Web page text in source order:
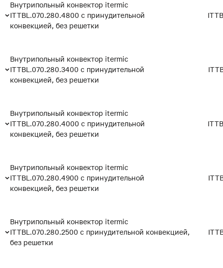
Внутрипольный конвектор itermic
ITTBL.070.280.4800 с принудительной
конвекцией, без решетки
Внутрипольный конвектор itermic
ITTBL.070.280.3400 с принудительной
конвекцией, без решетки
Внутрипольный конвектор itermic
ITTBL.070.280.4000 с принудительной
конвекцией, без решетки
Внутрипольный конвектор itermic
ITTBL.070.280.4900 с принудительной
конвекцией, без решетки
Внутрипольный конвектор itermic
ITTBL.070.280.2500 с принудительной конвекцией,
без решетки